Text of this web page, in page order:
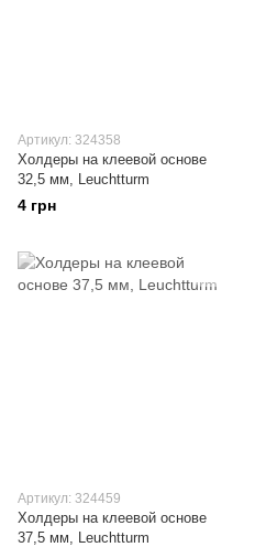
Артикул: 324358
Холдеры на клеевой основе
32,5 мм, Leuchtturm
4 грн
Артикул: 324459
Холдеры на клеевой основе
37,5 мм, Leuchtturm